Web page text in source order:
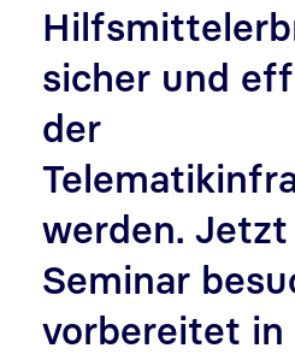
sicher und
der
werden.
Seminar
vorbereitet in